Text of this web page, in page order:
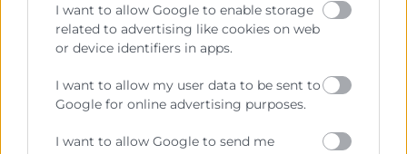
I want to allow Google to enable storage
related to advertising like cookies on web
or device identifiers in apps.
I want to allow my user data to be sent to
Google for online advertising purposes.
I want to allow Google to send me
03
CARRERA PROFESIONAL
Descubre oportunidades laborales, colaboraciones